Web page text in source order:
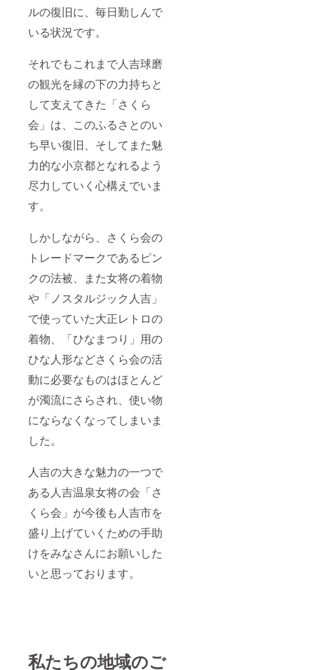
ルの復旧に、毎日勤しんで
いる状況です。
それでもこれまで人吉球磨
の観光を縁の下の力持ちと
して支えてきた「さくら
会」は、このふるさとのい
ち早い復旧、そしてまた魅
力的な小京都となれるよう
尽力していく心構えでいま
す。
しかしながら、さくら会の
トレードマークであるピン
クの法被、また女将の着物
や「ノスタルジック人吉」
で使っていた大正レトロの
着物、「ひなまつり」用の
ひな人形などさくら会の活
動に必要なものはほとんど
が濁流にさらされ、使い物
にならなくなってしまいま
した。
人吉の大きな魅力の一つで
ある人吉温泉女将の会「さ
くら会」が今後も人吉市を
盛り上げていくための手助
けをみなさんにお願いした
いと思っております。
私たちの地域のご